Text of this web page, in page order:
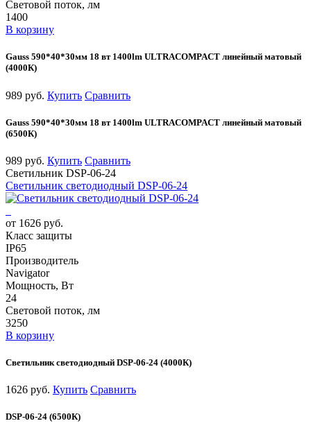
Световой поток, лм
1400
В корзину
Gauss 590*40*30мм 18 вт 1400lm ULTRACOMPACT линейный матовый
(4000К)
989 руб. Купить Сравнить
Gauss 590*40*30мм 18 вт 1400lm ULTRACOMPACT линейный матовый
(6500К)
989 руб. Купить Сравнить
Светильник DSP-06-24
Светильник светодиодный DSP-06-24
от 1626 руб.
Класс защиты
IP65
Производитель
Navigator
Мощность, Вт
24
Световой поток, лм
3250
В корзину
Светильник светодиодный DSP-06-24 (4000К)
1626 руб. Купить Сравнить
DSP-06-24 (6500К)